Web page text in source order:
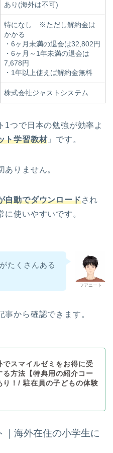
あり(海外は不可)
特になし ※ただし解約金は
かかる
・6ヶ月未満の退会は32,802円
・6ヶ月～1年未満の退会は
7,678円
・1年以上使えば解約金無料
株式会社ジャストシステム
1つで日本の勉強が効率よ
ト学習教材」です。
ありません。
自動でダウンロードされ
に使いやすいです。
フアニート
たくさんある
事から確認できます。
でスマイルゼミをお得に受
る方法【特典用の紹介コー
り！/ 駐在員の子どもの体験
｜海外在住の小学生に